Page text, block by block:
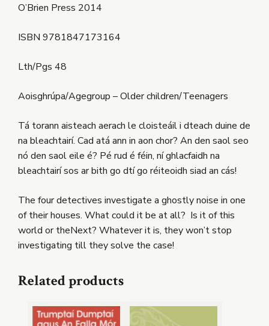
O’Brien Press 2014
ISBN 9781847173164
Lth/Pgs 48
Aoisghrúpa/Agegroup – Older children/Teenagers
Tá torann aisteach aerach le cloisteáil i dteach duine de
na bleachtairí. Cad atá ann in aon chor? An den saol seo
nó den saol eile é? Pé rud é féin, ní ghlacfaidh na
bleachtairí sos ar bith go dtí go réiteoidh siad an cás!
The four detectives investigate a ghostly noise in one
of their houses. What could it be at all? Is it of this
world or theNext? Whatever it is, they won’t stop
investigating till they solve the case!
Related products